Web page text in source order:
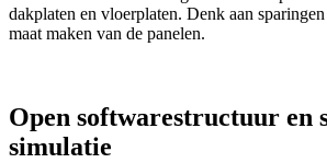
dakplaten en vloerplaten. Denk aan
maat maken van de panelen.
Open softwarestructuur en
simulatie